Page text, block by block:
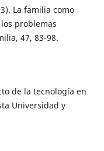
La familia como
problemas
47, 83-98.
de la tecnología en
Universidad y